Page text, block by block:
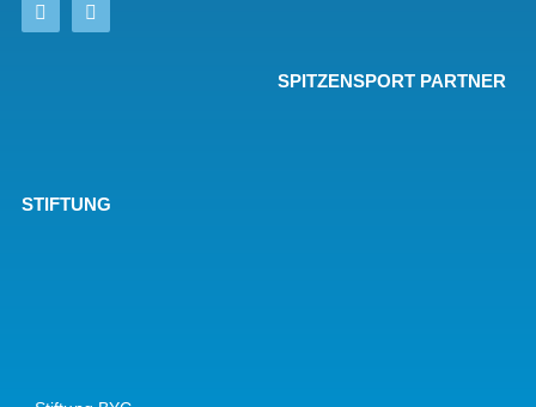
SPITZENSPORT PARTNER
STIFTUNG